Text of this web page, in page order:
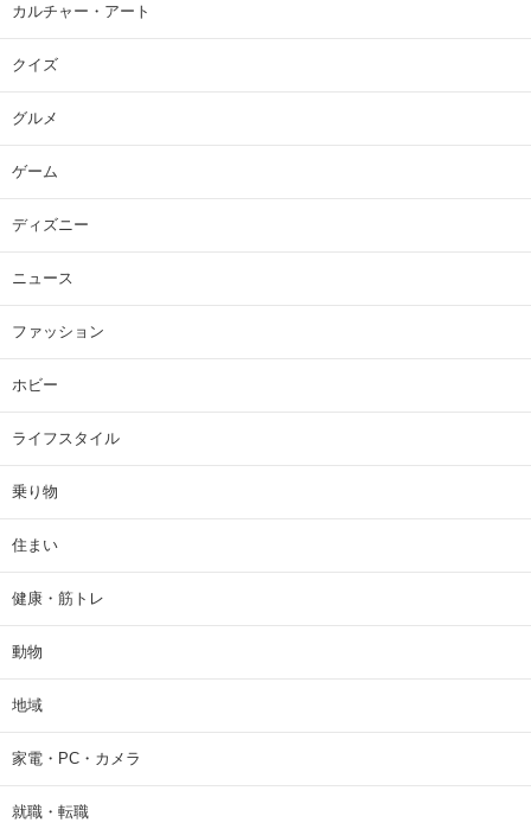
カルチャー・アート
クイズ
グルメ
ゲーム
ディズニー
ニュース
ファッション
ホビー
ライフスタイル
乗り物
住まい
健康・筋トレ
動物
地域
家電・PC・カメラ
就職・転職